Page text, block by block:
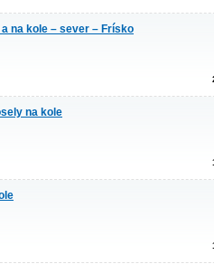
na kole – sever – Frísko
na kole